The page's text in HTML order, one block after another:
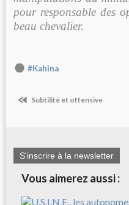
pour responsable des
beau chevalier.
#Kahina
Subtilité et offensive
S'inscrire à la newsletter
Vous aimerez aussi :